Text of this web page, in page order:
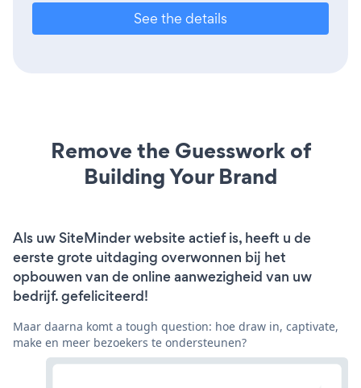
See the details
Remove the Guesswork of
Building Your Brand
Als uw SiteMinder website actief is, heeft u de
eerste grote uitdaging overwonnen bij het
opbouwen van de online aanwezigheid van uw
bedrijf. gefeliciteerd!
Maar daarna komt a tough question: hoe draw in, captivate,
make en meer bezoekers te ondersteunen?